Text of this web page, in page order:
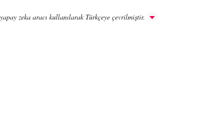
zeka aracı kullanılarak Türkçeye çevrilmiştir.